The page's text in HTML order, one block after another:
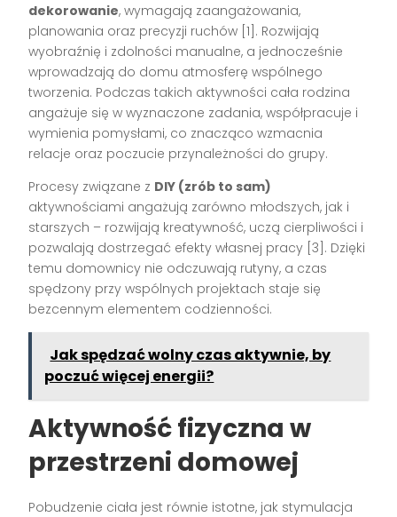
dekorowanie, wymagają zaangażowania,
planowania oraz precyzji ruchów [1] . Rozwijają
wyobraźnię i zdolności manualne, a jednocześnie
wprowadzają do domu atmosferę wspólnego
tworzenia. Podczas takich aktywności cała rodzina
angażuje się w wyznaczone zadania, współpracuje i
wymienia pomysłami, co znacząco wzmacnia
relacje oraz poczucie przynależności do grupy.
Procesy związane z DIY (zrób to sam)
aktywnościami angażują zarówno młodszych, jak i
starszych – rozwijają kreatywność, uczą cierpliwości i
pozwalają dostrzegać efekty własnej pracy [3] . Dzięki
temu domownicy nie odczuwają rutyny, a czas
spędzony przy wspólnych projektach staje się
bezcennym elementem codzienności.
Jak spędzać wolny czas aktywnie, by
poczuć więcej energii?
Aktywność fizyczna w
przestrzeni domowej
Pobudzenie ciała jest równie istotne, jak stymulacja